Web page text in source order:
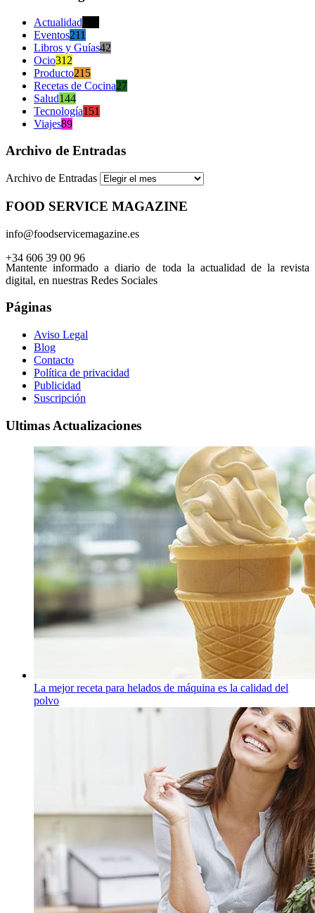
Actualidad
Eventos211
Libros y Guías42
Ocio312
Producto215
Recetas de Cocina27
Salud144
Tecnología151
Viajes89
Archivo de Entradas
Archivo de Entradas
FOOD SERVICE MAGAZINE
info@foodservicemagazine.es
+34 606 39 00 96
Mantente informado a diario de toda la actualidad de la revista
digital, en nuestras Redes Sociales
Páginas
Aviso Legal
Blog
Contacto
Política de privacidad
Publicidad
Suscripción
Ultimas Actualizaciones
La mejor receta para helados de máquina es la calidad del
polvo